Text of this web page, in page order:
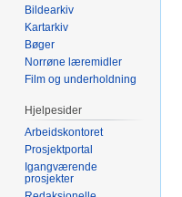
Bildearkiv
Kartarkiv
Bøger
Norrøne læremidler
Film og underholdning
Hjelpesider
Arbeidskontoret
Prosjektportal
Igangværende
prosjekter